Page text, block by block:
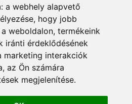
a webhely alapvető
, hogy jobb
weboldalon, termékeink
iránti érdeklődésének
marketing interakciók
, az Ön számára
megjelenítése.